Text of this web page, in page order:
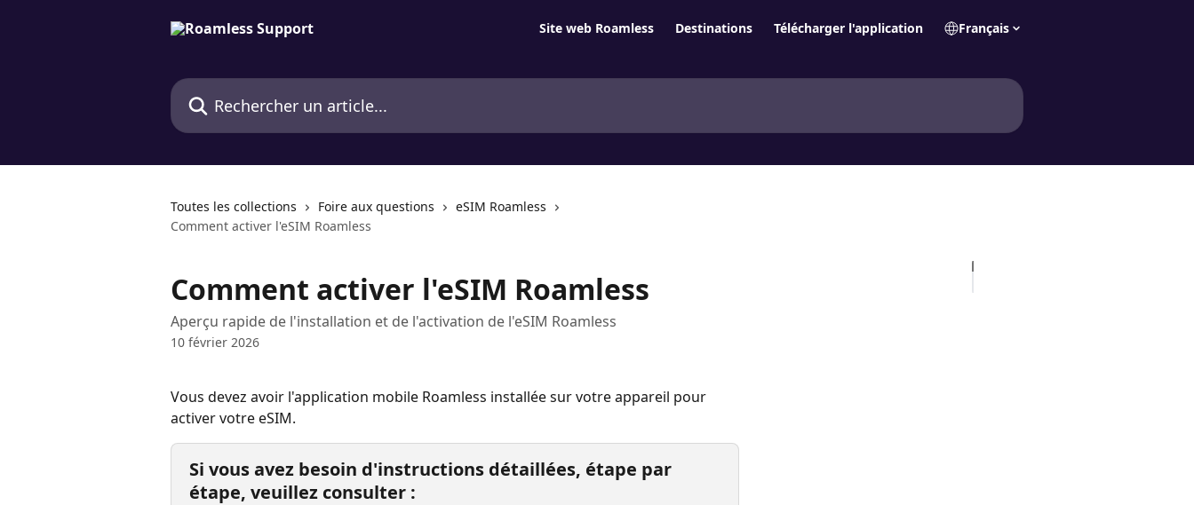
Site web Roamless Destinations Télécharger l'application Français
Rechercher un article...
Toutes les collections Foire aux questions
eSIM Roamless
Comment activer l'eSIM Roamless
Comment activer l'eSIM Roamless
Aperçu rapide de l'installation et de l'activation de l'eSIM Roamless
10 février 2026
Vous devez avoir l'application mobile Roamless installée sur votre appareil pour
activer votre eSIM.
Si vous avez besoin d'instructions détaillées, étape par
étape, veuillez consulter :